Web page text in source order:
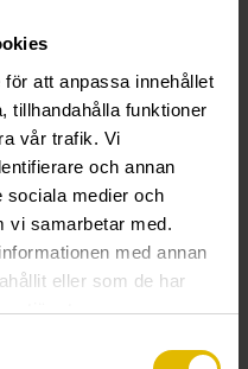
att anpassa innehållet
tillhandahålla funktioner
vår trafik. Vi
och annan
sociala medier och
vi samarbetar med.
med annan
eller som de har
tjänster.